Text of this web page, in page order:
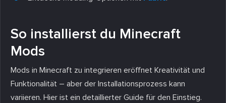
So installierst du Minecraft
Mods
Mods in Minecraft zu integrieren eröffnet Kreativität und
Funktionalität – aber der Installationsprozess kann
variieren. Hier ist ein detaillierter Guide für den Einstieg.